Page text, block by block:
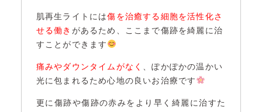
肌再生ライトには傷を治癒する細胞を活性化さ
せる働き があるため、ここまで傷跡を綺麗に治
すことができます
痛みやダウンタイムがなく 、ぽかぽかの温かい
光に包まれるため心地の良いお治療です
更に傷跡や傷跡の赤みをより早く綺麗に治すた